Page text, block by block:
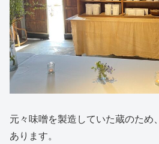
元々味噌を製造していた蔵のため
あります。